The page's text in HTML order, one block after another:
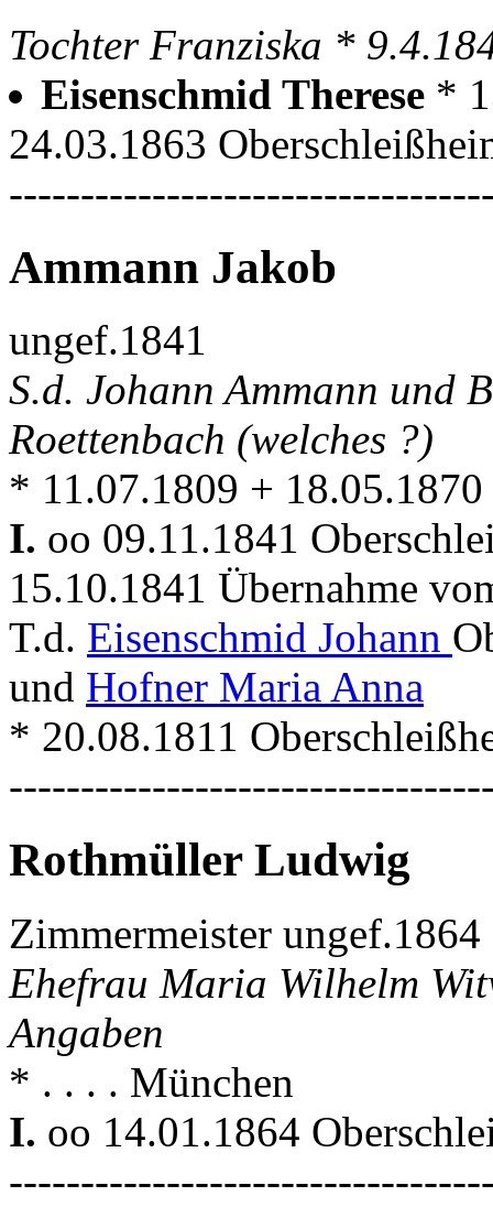
Tochter Franziska *
Eisenschmid Therese *
24.03.1863
Ammann Jakob
ungef.1841
S.d. Johann Ammann und
Roettenbach (welches ?)
* 11.07.1809 +
I. oo 09.11.1841
15.10.1841 Übernahme
T.d. Eisenschmid Johann
und Hofner Maria Anna
* 20.08.1811
Rothmüller Ludwig
Zimmermeister ungef.1864
Ehefrau Maria Wilhelm
Angaben
* . . . . München
I. oo 14.01.1864